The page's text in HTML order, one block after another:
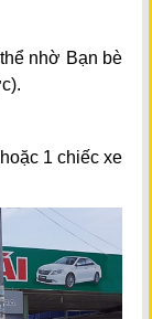
nhờ Bạn bè
1 chiếc xe